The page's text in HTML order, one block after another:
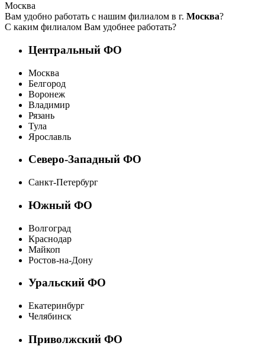
Москва
Вам удобно работать с нашим филиалом в г. Москва?
С каким филиалом Вам удобнее работать?
Центральный ФО
Москва
Белгород
Воронеж
Владимир
Рязань
Тула
Ярославль
Северо-Западный ФО
Санкт-Петербург
Южный ФО
Волгоград
Краснодар
Майкоп
Ростов-на-Дону
Уральский ФО
Екатеринбург
Челябинск
Приволжский ФО